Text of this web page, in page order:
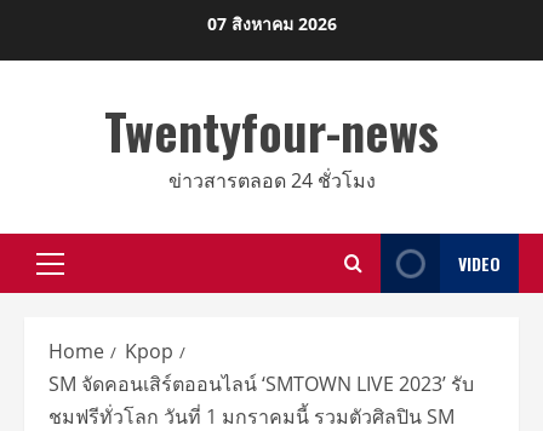
07 สิงหาคม 2026
Twentyfour-news
ข่าวสารตลอด 24 ชั่วโมง
Primary
VIDEO
Home
Kpop
SM จัดคอนเสิร์ตออนไลน์ ‘SMTOWN LIVE 2023’ รับ
ชมฟรีทั่วโลก วันที่ 1 มกราคมนี้ รวมตัวศิลปิน SM